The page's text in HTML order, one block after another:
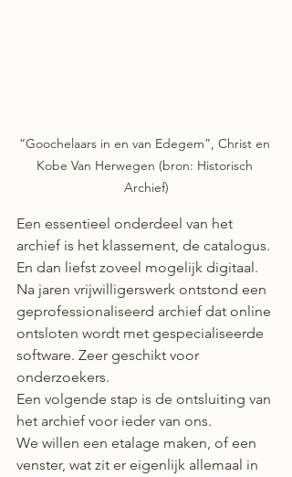
“Goochelaars in en van Edegem”, Christ en
Kobe Van Herwegen (bron: Historisch
Archief)
Een essentieel onderdeel van het
archief is het klassement, de catalogus.
En dan liefst zoveel mogelijk digitaal.
Na jaren vrijwilligerswerk ontstond een
geprofessionaliseerd archief dat online
ontsloten wordt met gespecialiseerde
software. Zeer geschikt voor
onderzoekers.
Een volgende stap is de ontsluiting van
het archief voor ieder van ons.
We willen een etalage maken, of een
venster, wat zit er eigenlijk allemaal in